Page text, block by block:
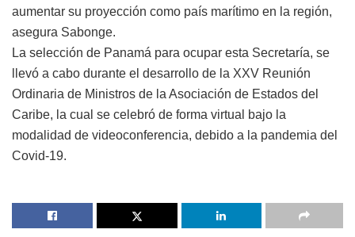
aumentar su proyección como país marítimo en la región,
asegura Sabonge.
La selección de Panamá para ocupar esta Secretaría, se
llevó a cabo durante el desarrollo de la XXV Reunión
Ordinaria de Ministros de la Asociación de Estados del
Caribe, la cual se celebró de forma virtual bajo la
modalidad de videoconferencia, debido a la pandemia del
Covid-19.